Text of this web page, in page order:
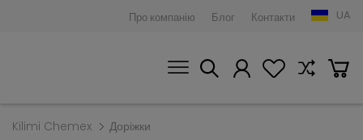
Про компанію Блог Контакти UA
Kilimi Chemex Доріжки